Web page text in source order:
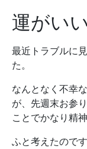
運がい
最近トラブルに
た。
なんとなく不幸
が、先週末お参
ことでかなり精
ふと考えたので